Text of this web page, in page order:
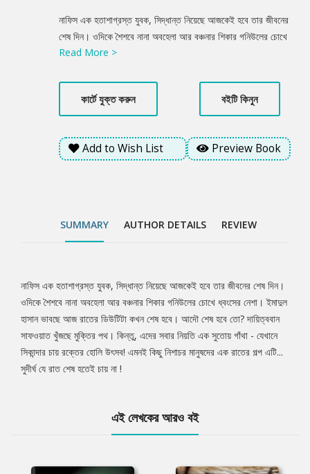
Product
Summery
নাফিস এক হতাশাগ্রস্ত যুবক, সিদ্ধান্ত নিয়েছে আজকেই হবে তার জীবনের
শেষ দিন। ওদিকে শৈশবে নানা অবহেলা আর বঞ্চনার শিকার গনিউলের চোখে
ধ্বংসের নেশা। ইমাদুল হাসান ভাবছে আজ রাতের ডিউটিটা কখন শেষ হবে।
সবার নিয়তি এক সুতোয় গাঁথা - যেখানে সিকান্দার চায় রক্তের হোলি উৎসব!
এমনই কিছু নিশাচর মানুষদের এক রাতের গল্প এটি... সুদীর্ঘ যে রাত শেষ হতেই
চায় না !
Read More >
কার্টে যুক্ত করুন বইটি কিনুন
Add to Wish List Preview Book
SUMMARY AUTHOR DETAILS REVIEW
Tab
Article
নাফিস এক হতাশাগ্রস্ত যুবক, সিদ্ধান্ত নিয়েছে আজকেই হবে তার জীবনের শেষ দিন।
ওদিকে শৈশবে নানা অবহেলা আর বঞ্চনার শিকার গনিউলের চোখে ধ্বংসের নেশা। ইমাদুল
হাসান ভাবছে আজ রাতের ডিউটিটা কখন শেষ হবে। আদৌ শেষ হবে তো? দায়িত্ববান
সাফওয়াত খুঁজছে মুক্তির পথ। কিন্তু, এদের সবার নিয়তি এক সুতোয় গাঁথা - যেখানে
সিকান্দার চায় রক্তের হোলি উৎসব! এমনই কিছু নিশাচর মানুষদের এক রাতের গল্প এটি...
সুদীর্ঘ যে রাত শেষ হতেই চায় না !
এই লেখকের আরও বই